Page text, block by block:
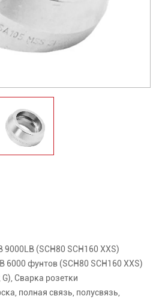
(SCH80 SCH160 XXS)
6000 фунтов (SCH80 SCH160 XXS)
G), Сварка розетки
полная связь, полусвязь,